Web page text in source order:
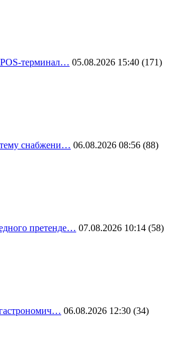
POS-терминал… 05.08.2026 15:40 (171)
снабжени… 06.08.2026 08:56 (88)
претенде… 07.08.2026 10:14 (58)
06.08.2026 12:30 (34)